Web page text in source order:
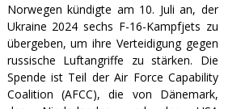
Norwegen kündigte am 10. Juli an, der
Ukraine 2024 sechs F-16-Kampfjets zu
übergeben, um ihre Verteidigung gegen
russische Luftangriffe zu stärken. Die
Spende ist Teil der Air Force Capability
Coalition (AFCC), die von Dänemark,